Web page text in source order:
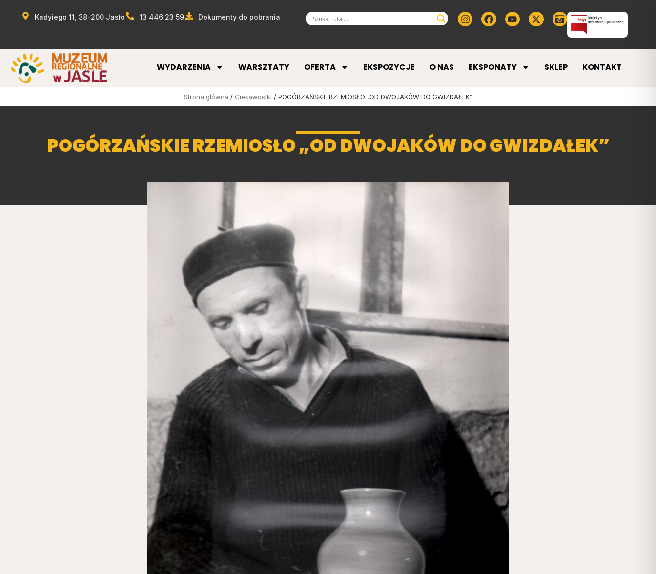
Kadyiego 11, 38-200 Jasło 13 446 23 59 Dokumenty do pobrania
WYDARZENIA WARSZTATY OFERTA EKSPOZYCJE O NAS EKSPONATY SKLEP KONTAKT
Strona główna / Ciekawostki / POGÓRZAŃSKIE RZEMIOSŁO „OD DWOJAKÓW DO GWIZDAŁEK”
POGÓRZAŃSKIE RZEMIOSŁO „OD DWOJAKÓW DO GWIZDAŁEK”